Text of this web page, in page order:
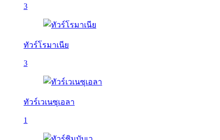
3
ทัวร์โรมาเนีย
3
ทัวร์เวเนซุเอลา
1